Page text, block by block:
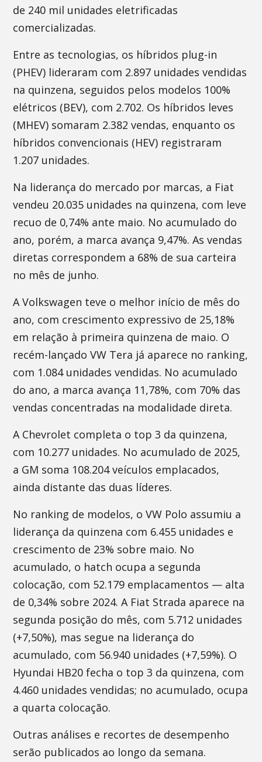
de 240 mil unidades eletrificadas
comercializadas.
Entre as tecnologias, os híbridos plug-in
(PHEV) lideraram com 2.897 unidades vendidas
na quinzena, seguidos pelos modelos 100%
elétricos (BEV), com 2.702. Os híbridos leves
(MHEV) somaram 2.382 vendas, enquanto os
híbridos convencionais (HEV) registraram
1.207 unidades.
Na liderança do mercado por marcas, a Fiat
vendeu 20.035 unidades na quinzena, com leve
recuo de 0,74% ante maio. No acumulado do
ano, porém, a marca avança 9,47%. As vendas
diretas correspondem a 68% de sua carteira
no mês de junho.
A Volkswagen teve o melhor início de mês do
ano, com crescimento expressivo de 25,18%
em relação à primeira quinzena de maio. O
recém-lançado VW Tera já aparece no ranking,
com 1.084 unidades vendidas. No acumulado
do ano, a marca avança 11,78%, com 70% das
vendas concentradas na modalidade direta.
A Chevrolet completa o top 3 da quinzena,
com 10.277 unidades. No acumulado de 2025,
a GM soma 108.204 veículos emplacados,
ainda distante das duas líderes.
No ranking de modelos, o VW Polo assumiu a
liderança da quinzena com 6.455 unidades e
crescimento de 23% sobre maio. No
acumulado, o hatch ocupa a segunda
colocação, com 52.179 emplacamentos — alta
de 0,34% sobre 2024. A Fiat Strada aparece na
segunda posição do mês, com 5.712 unidades
(+7,50%), mas segue na liderança do
acumulado, com 56.940 unidades (+7,59%). O
Hyundai HB20 fecha o top 3 da quinzena, com
4.460 unidades vendidas; no acumulado, ocupa
a quarta colocação.
Outras análises e recortes de desempenho
serão publicados ao longo da semana.